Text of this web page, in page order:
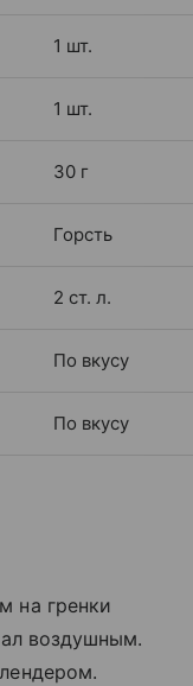
1 шт.
1 шт.
30 г
Горсть
2 ст. л.
По вкусу
По вкусу
на гренки
воздушным.